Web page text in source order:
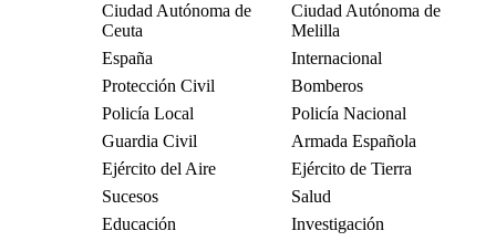
Ciudad Autónoma de
Ceuta
Ciudad Autónoma de
Melilla
España
Internacional
Protección Civil
Bomberos
Policía Local
Policía Nacional
Guardia Civil
Armada Española
Ejército del Aire
Ejército de Tierra
Sucesos
Salud
Educación
Investigación